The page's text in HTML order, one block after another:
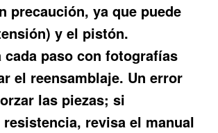
precaución, ya que puede
y el pistón.
cada paso con fotografías
el reensamblaje. Un error
las piezas; si
revisa el manual